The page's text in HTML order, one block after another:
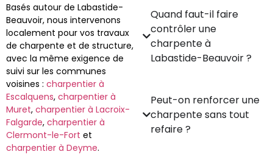
Basés autour de Labastide-
Beauvoir, nous intervenons
localement pour vos travaux
de charpente et de structure,
avec la même exigence de
suivi sur les communes
voisines : charpentier à
Escalquens, charpentier à
Muret, charpentier à Lacroix-
Falgarde, charpentier à
Clermont-le-Fort et
charpentier à Deyme.
Quand faut-il faire
contrôler une
charpente à
Labastide-Beauvoir ?
Peut-on renforcer une
charpente sans tout
refaire ?